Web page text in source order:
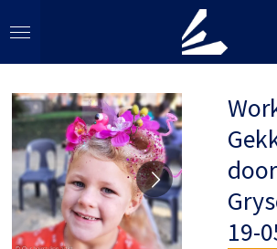
direct
naar
hoofdinhoud
19-